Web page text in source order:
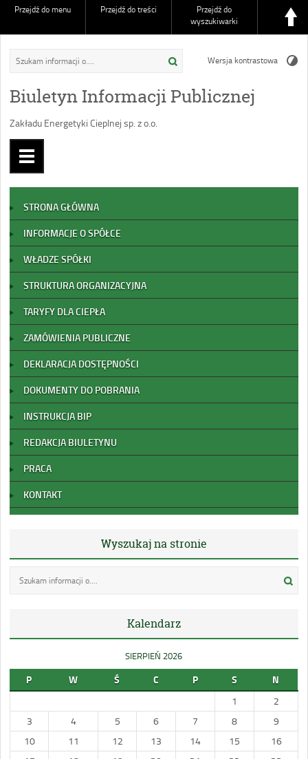
Przejdź do menu Przejdź do treści
Przejdź do
wyszukiwarki
Biuletyn Informacji Publicznej
Zakładu Energetyki Cieplnej sp. z o.o.
Wersja kontrastowa
STRONA GŁÓWNA
INFORMACJE O SPÓŁCE
WŁADZE SPÓŁKI
STRUKTURA ORGANIZACYJNA
TARYFY DLA CIEPŁA
ZAMÓWIENIA PUBLICZNE
DEKLARACJA DOSTĘPNOŚCI
DOKUMENTY DO POBRANIA
INSTRUKCJA BIP
REDAKCJA BIULETYNU
PRACA
KONTAKT
Wyszukaj na stronie
Kalendarz
SIERPIEŃ 2026
P W Ś C P S N
1
2
3
4 5 6 7 8
9
10
11 12 13 14 15
16